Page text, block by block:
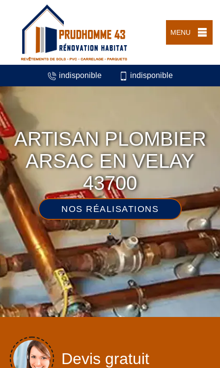
MENU
indisponible indisponible
ARTISAN PLOMBIER
ARSAC EN VELAY
43700
NOS RÉALISATIONS
Devis gratuit